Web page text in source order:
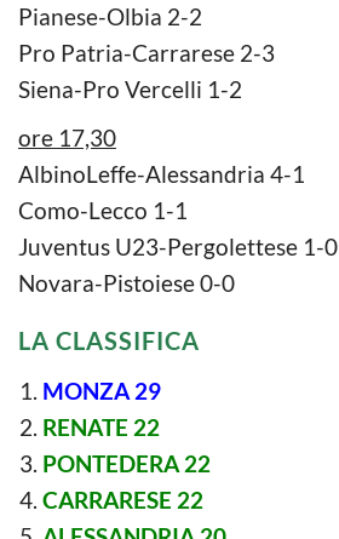
Pianese-Olbia 2-2
Pro Patria-Carrarese 2-3
Siena-Pro Vercelli 1-2
ore 17,30
AlbinoLeffe-Alessandria 4-1
Como-Lecco 1-1
Juventus U23-Pergolettese 1-0
Novara-Pistoiese 0-0
LA CLASSIFICA
MONZA 29
RENATE 22
PONTEDERA 22
CARRARESE 22